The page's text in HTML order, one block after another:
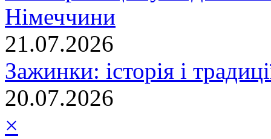
Німеччини
21.07.2026
Зажинки: історія і
20.07.2026
×